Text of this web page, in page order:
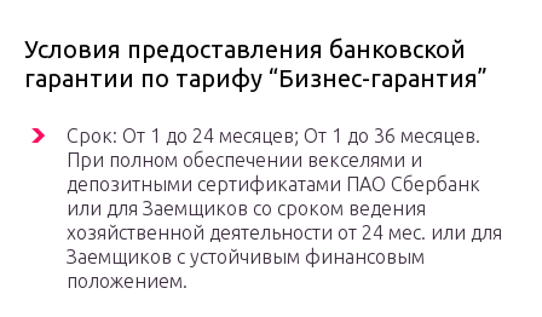
Условия предоставления банковской
гарантии по тарифу “Бизнес-гарантия”
Срок: От 1 до 24 месяцев; От 1 до 36 месяцев.
При полном обеспечении векселями и
депозитными сертификатами ПАО Сбербанк
или для Заемщиков со сроком ведения
хозяйственной деятельности от 24 мес. или для
Заемщиков с устойчивым финансовым
положением.